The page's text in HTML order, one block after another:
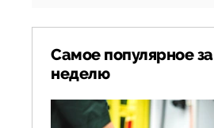
Самое популярное за
неделю